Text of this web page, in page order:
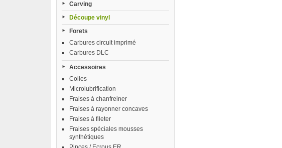
Carving
Découpe vinyl
Forets
Carbures circuit imprimé
Carbures DLC
Accessoires
Colles
Microlubrification
Fraises à chanfreiner
Fraises à rayonner concaves
Fraises à fileter
Fraises spéciales mousses
synthétiques